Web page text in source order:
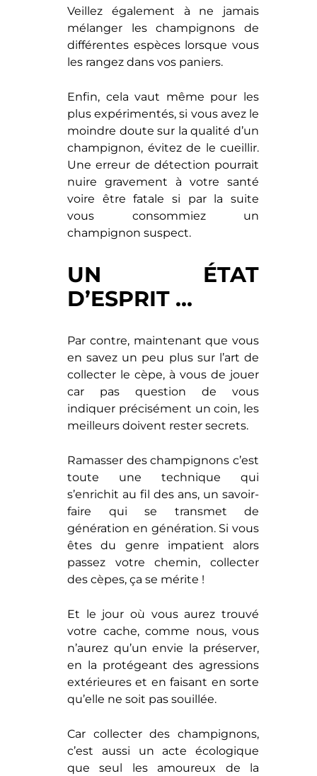
Veillez également à ne jamais
mélanger les champignons de
différentes espèces lorsque vous
les rangez dans vos paniers.
Enfin, cela vaut même pour les
plus expérimentés, si vous avez le
moindre doute sur la qualité d’un
champignon, évitez de le cueillir.
Une erreur de détection pourrait
nuire gravement à votre santé
voire être fatale si par la suite
vous consommiez un
champignon suspect.
UN ÉTAT
D’ESPRIT …
Par contre, maintenant que vous
en savez un peu plus sur l’art de
collecter le cèpe, à vous de jouer
car pas question de vous
indiquer précisément un coin, les
meilleurs doivent rester secrets.
Ramasser des champignons c’est
toute une technique qui
s’enrichit au fil des ans, un savoir-
faire qui se transmet de
génération en génération. Si vous
êtes du genre impatient alors
passez votre chemin, collecter
des cèpes, ça se mérite !
Et le jour où vous aurez trouvé
votre cache, comme nous, vous
n’aurez qu’un envie la préserver,
en la protégeant des agressions
extérieures et en faisant en sorte
qu’elle ne soit pas souillée.
Car collecter des champignons,
c’est aussi un acte écologique
que seul les amoureux de la